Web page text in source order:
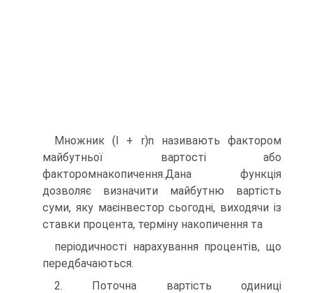
Множник (l + r)n називають фактором
майбутньої вартості або
факторомнакопичення.Дана функція
дозволяє визначити майбутню вартість
суми, яку маєінвестор сьогодні, виходячи із
ставки процента, терміну накопичення та
періодичності нарахування процентів, що
передбачаються.
2. Поточна вартість одиниці